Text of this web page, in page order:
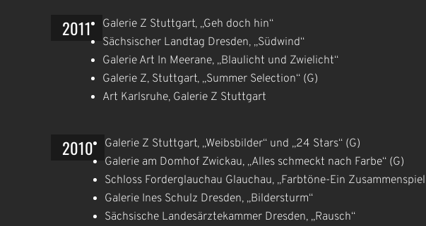
2011
Galerie Z Stuttgart, „Geh doch hin“
Sächsischer Landtag Dresden, „Südwind“
Galerie Art In Meerane, „Blaulicht und Zwielicht“
Galerie Z, Stuttgart, „Summer Selection“ (G)
Art Karlsruhe, Galerie Z Stuttgart
2010
Galerie Z Stuttgart, „Weibsbilder“ und „24 Stars“ (G)
Galerie am Domhof Zwickau, „Alles schmeckt nach Farbe“ (G)
Schloss Forderglauchau Glauchau, „Farbtöne-Ein
Galerie Ines Schulz Dresden, „Bildersturm“
Sächsische Landesärztekammer Dresden, „Rausch“